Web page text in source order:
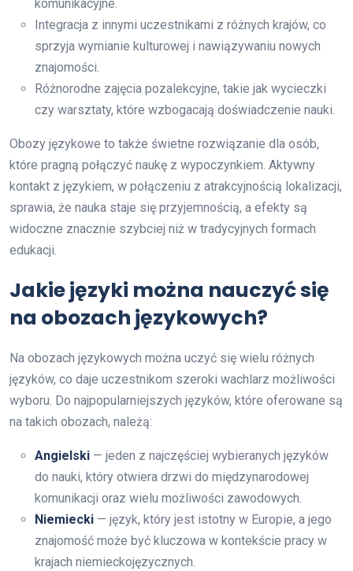
komunikacyjne.
Integracja z innymi uczestnikami z różnych krajów, co
sprzyja wymianie kulturowej i nawiązywaniu nowych
znajomości.
Różnorodne zajęcia pozalekcyjne, takie jak wycieczki
czy warsztaty, które wzbogacają doświadczenie nauki.
Obozy językowe to także świetne rozwiązanie dla osób,
które pragną połączyć naukę z wypoczynkiem. Aktywny
kontakt z językiem, w połączeniu z atrakcyjnością lokalizacji,
sprawia, że nauka staje się przyjemnością, a efekty są
widoczne znacznie szybciej niż w tradycyjnych formach
edukacji.
Jakie języki można nauczyć się
na obozach językowych?
Na obozach językowych można uczyć się wielu różnych
języków, co daje uczestnikom szeroki wachlarz możliwości
wyboru. Do najpopularniejszych języków, które oferowane są
na takich obozach, należą:
Angielski — jeden z najczęściej wybieranych języków
do nauki, który otwiera drzwi do międzynarodowej
komunikacji oraz wielu możliwości zawodowych.
Niemiecki — język, który jest istotny w Europie, a jego
znajomość może być kluczowa w kontekście pracy w
krajach niemieckojęzycznych.